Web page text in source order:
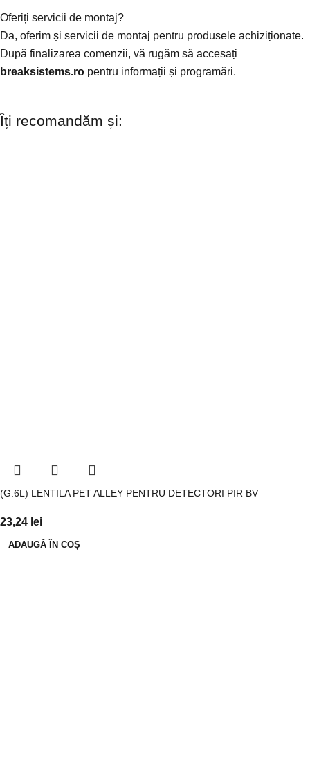
Oferiți servicii de montaj?
Da, oferim și servicii de montaj pentru produsele achiziționate.
După finalizarea comenzii, vă rugăm să accesați
breaksistems.ro pentru informații și programări.
Îți recomandăm și:
(G:6L) LENTILA PET ALLEY PENTRU DETECTORI PIR BV
23,24 lei
ADAUGĂ ÎN COȘ